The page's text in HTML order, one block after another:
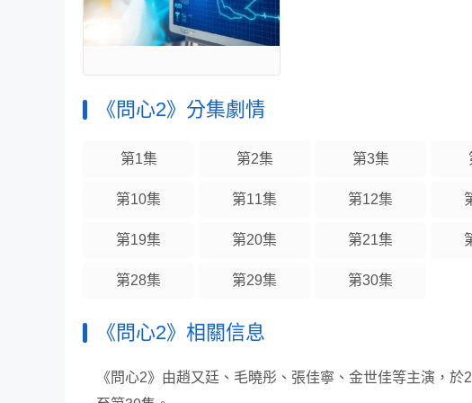
《問心2》分集劇情
第1集 第2集 第3集
第10集 第11集 第12集
第19集 第20集 第21集
第28集 第29集 第30集
《問心2》相關信息
《問心2》由趙又廷、毛曉彤、張佳寧、金世佳等主演，